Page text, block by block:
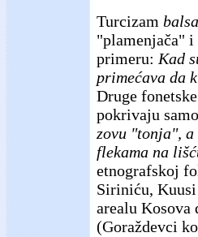
Turcizam
"plamenjača"
primeru: Kad
primećava da
Druge
pokrivaju
zovu "tonja", a
flekama na
etnografskoj
Siriniću,
arealu Kosova
(Goraždevci